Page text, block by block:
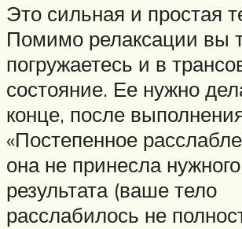
Это сильная и простая
Помимо релаксации вы
погружаетесь и в
состояние. Ее нужно
конце, после
«Постепенное
она не принесла нужного
результата (ваше тело
расслабилось не